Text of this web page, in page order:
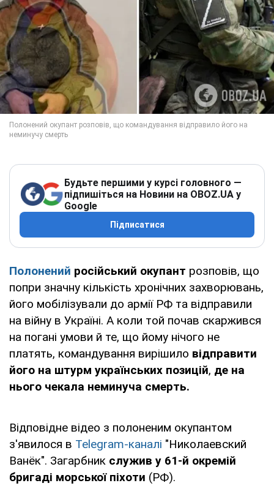
Будьте першими у курсі головного —
підпишіться на Новини на OBOZ.UA у
Google
Підписатися
Полонений російський окупант розповів, що
попри значну кількість хронічних захворювань,
його мобілізували до армії РФ та відправили
на війну в Україні. А коли той почав скаржився
на погані умови й те, що йому нічого не
платять, командування вирішило відправити
його на штурм українських позицій, де на
нього чекала неминуча смерть.
Відповідне відео з полоненим окупантом
з'явилося в Telegram-каналі "Николаевский
Ванёк". Загарбник служив у 61-й окремій
бригаді морської піхоти (РФ).